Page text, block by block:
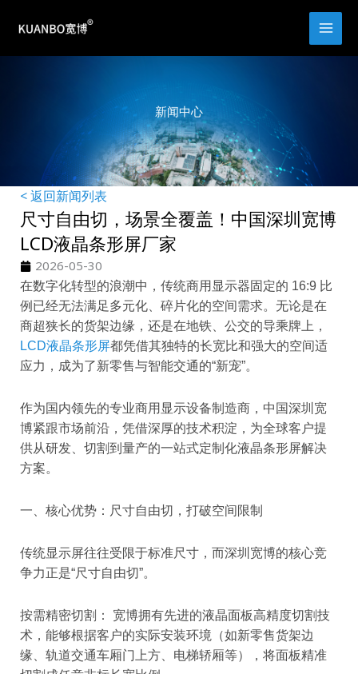
新闻中心
< 返回新闻列表
尺寸自由切，场景全覆盖！中国深圳宽博
LCD液晶条形屏厂家
2026-05-30
在数字化转型的浪潮中，传统商用显示器固定的 16:9 比
例已经无法满足多元化、碎片化的空间需求。无论是在
商超狭长的货架边缘，还是在地铁、公交的导乘牌上，
LCD液晶条形屏都凭借其独特的长宽比和强大的空间适
应力，成为了新零售与智能交通的“新宠”。
作为国内领先的专业商用显示设备制造商，中国深圳宽
博紧跟市场前沿，凭借深厚的技术积淀，为全球客户提
供从研发、切割到量产的一站式定制化液晶条形屏解决
方案。
一、核心优势：尺寸自由切，打破空间限制
传统显示屏往往受限于标准尺寸，而深圳宽博的核心竞
争力正是“尺寸自由切”。
按需精密切割： 宽博拥有先进的液晶面板高精度切割技
术，能够根据客户的实际安装环境（如新零售货架边
缘、轨道交通车厢门上方、电梯轿厢等），将面板精准